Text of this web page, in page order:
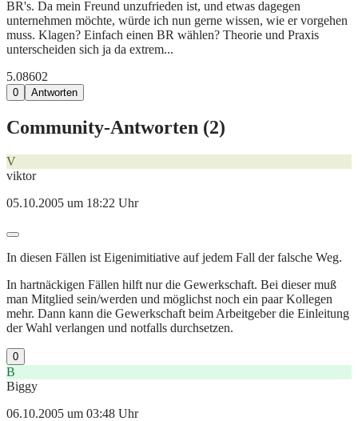
BR's. Da mein Freund unzufrieden ist, und etwas dagegen
unternehmen möchte, würde ich nun gerne wissen, wie er vorgehen
muss. Klagen? Einfach einen BR wählen? Theorie und Praxis
unterscheiden sich ja da extrem...
5.08602
0 Antworten
Community-Antworten (2)
V
viktor
05.10.2005 um 18:22 Uhr
In diesen Fällen ist Eigenimitiative auf jedem Fall der falsche Weg.
In hartnäckigen Fällen hilft nur die Gewerkschaft. Bei dieser muß
man Mitglied sein/werden und möglichst noch ein paar Kollegen
mehr. Dann kann die Gewerkschaft beim Arbeitgeber die Einleitung
der Wahl verlangen und notfalls durchsetzen.
0
B
Biggy
06.10.2005 um 03:48 Uhr